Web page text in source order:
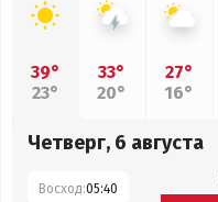
39°
23°
33°
20°
27°
16°
Четверг, 6 августа
Восход:05:40